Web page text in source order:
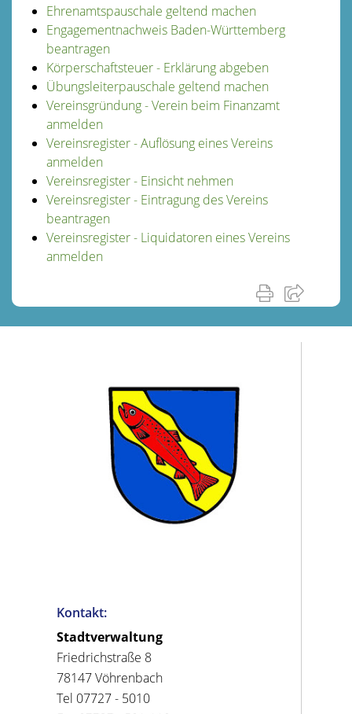
Ehrenamtspauschale geltend machen
Engagementnachweis Baden-Württemberg
beantragen
Körperschaftsteuer - Erklärung abgeben
Übungsleiterpauschale geltend machen
Vereinsgründung - Verein beim Finanzamt
anmelden
Vereinsregister - Auflösung eines Vereins
anmelden
Vereinsregister - Einsicht nehmen
Vereinsregister - Eintragung des Vereins
beantragen
Vereinsregister - Liquidatoren eines Vereins
anmelden
Kontakt:
Stadtverwaltung
Friedrichstraße 8
78147 Vöhrenbach
Tel 07727 - 5010